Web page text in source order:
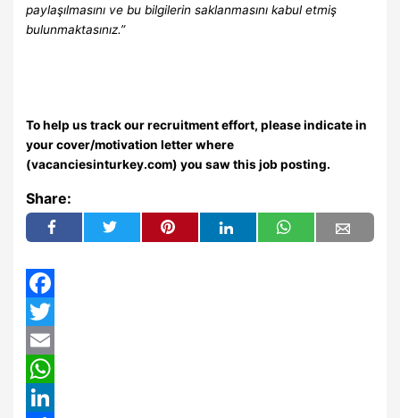
paylaşılmasını ve bu bilgilerin saklanmasını kabul etmiş
bulunmaktasınız.”
To help us track our recruitment effort, please indicate in
your cover/motivation letter where
(vacanciesinturkey.com) you saw this job posting.
Share:
Facebook
Twitter
Email
WhatsApp